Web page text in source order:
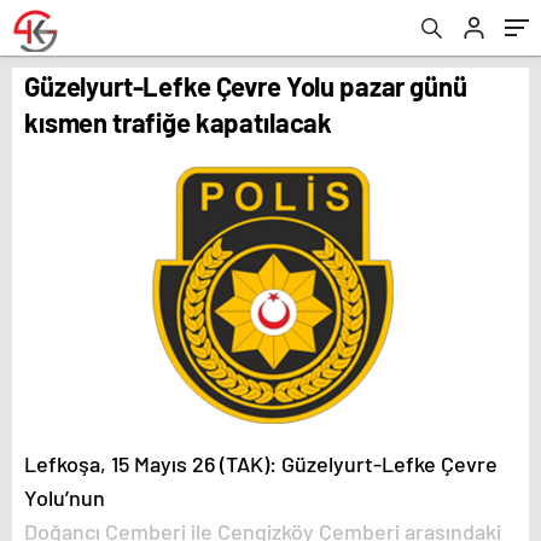
Güzelyurt-Lefke Çevre Yolu pazar günü
kısmen trafiğe kapatılacak
Lefkoşa, 15 Mayıs 26 (TAK): Güzelyurt-Lefke Çevre
Yolu’nun
Doğancı Çemberi ile Cengizköy Çemberi arasındaki